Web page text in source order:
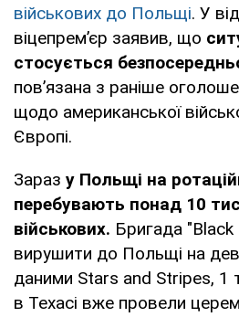
військових до Польщі. У
віцепремʼєр заявив, що
стосується
пов’язана з раніше
щодо американської
Європі.
Зараз у Польщі на
перебувають понад 10
військових. Бригада
вирушити до Польщі на
даними Stars and Stripes, 1
в Техасі вже провели